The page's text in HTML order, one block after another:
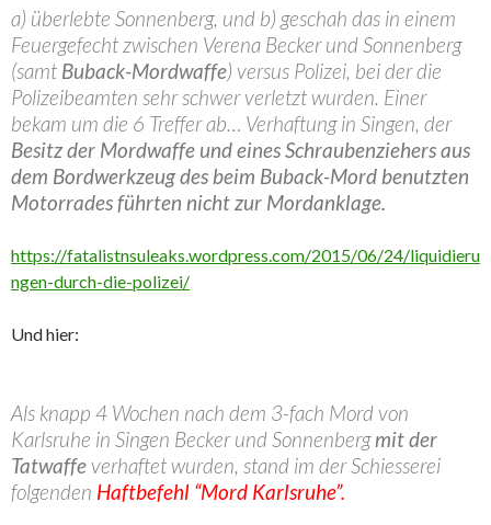
a) überlebte Sonnenberg, und b) geschah das in einem
Feuergefecht zwischen Verena Becker und Sonnenberg
(samt Buback-Mordwaffe) versus Polizei, bei der die
Polizeibeamten sehr schwer verletzt wurden. Einer
bekam um die 6 Treffer ab… Verhaftung in Singen, der
Besitz der Mordwaffe und eines Schraubenziehers aus
dem Bordwerkzeug des beim Buback-Mord benutzten
Motorrades führten nicht zur Mordanklage.
https://fatalistnsuleaks.wordpress.com/2015/06/24/liquidieru
ngen-durch-die-polizei/
Und hier:
Als knapp 4 Wochen nach dem 3-fach Mord von
Karlsruhe in Singen Becker und Sonnenbergmit der
Tatwaffe verhaftet wurden, stand im der Schiesserei
folgenden Haftbefehl “Mord Karlsruhe”.